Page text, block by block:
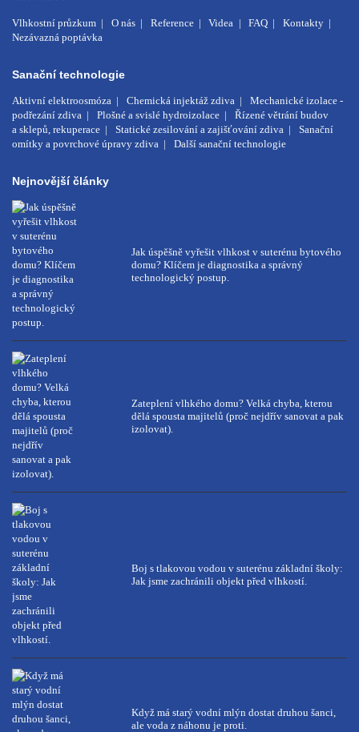
Vlhkostní průzkum O nás Reference Videa FAQ
Kontakty
Nezávazná poptávka
Sanační technologie
Aktivní elektroosmóza Chemická injektáž zdiva
Mechanické izolace -
podřezání zdiva
Plošné a svislé hydroizolace
Řízené větrání budov
a sklepů, rekuperace
Statické zesilování a zajišťování zdiva
Sanační
omítky a povrchové úpravy zdiva
Další sanační technologie
Nejnovější články
Jak úspěšně vyřešit vlhkost v suterénu bytového
domu? Klíčem je diagnostika a správný
technologický postup.
Zateplení vlhkého domu? Velká chyba, kterou
dělá spousta majitelů (proč nejdřív sanovat a pak
izolovat).
Boj s tlakovou vodou v suterénu základní školy:
Jak jsme zachránili objekt před vlhkostí.
Když má starý vodní mlýn dostat druhou šanci,
ale voda z náhonu je proti.